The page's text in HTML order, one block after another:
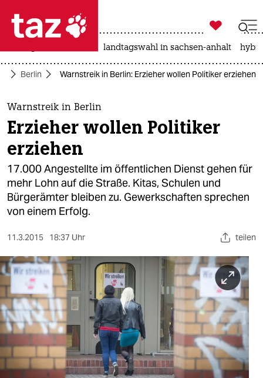
 taz zahl ich
taz zahl ich
themen
politik
öko
gesellschaft
kultur
sport
berlin
nord
wahrheit
verlag
verlag

taz zahl ich
landtagswahl in sachsen-anhalt
Berlin Warnstreik in Berlin: Erzieher wollen Politiker erziehen
Warnstreik in Berlin
Erzieher wollen Politiker
erziehen
17.000 Angestellte im öffentlichen Dienst gehen für
mehr Lohn auf die Straße. Kitas, Schulen und
Bürgerämter bleiben zu. Gewerkschaften sprechen
von einem Erfolg.
11.3.2015 18:37 Uhr teilen